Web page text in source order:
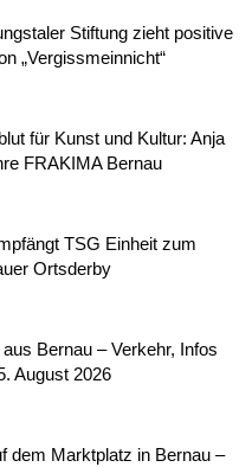
Stiftung zieht positive
„Vergissmeinnicht“
für Kunst und Kultur: Anja
FRAKIMA Bernau
TSG Einheit zum
Ortsderby
Bernau – Verkehr, Infos
August 2026
dem Marktplatz in Bernau –